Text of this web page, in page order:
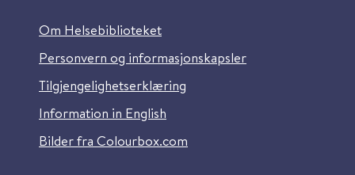
Om Helsebiblioteket
Personvern og informasjonskapsler
Tilgjengelighetserklæring
Information in English
Bilder fra Colourbox.com